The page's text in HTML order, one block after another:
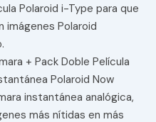
Polaroid i-Type para que
imágenes Polaroid
+ Pack Doble Película
Polaroid Now
instantánea analógica,
más nítidas en más